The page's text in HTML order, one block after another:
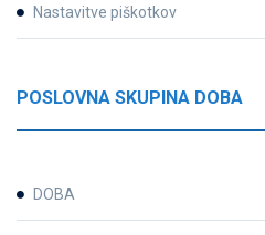
Nastavitve piškotkov
POSLOVNA SKUPINA DOBA
DOBA